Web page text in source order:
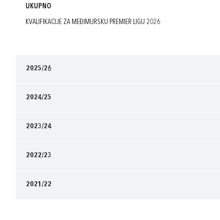
UKUPNO
KVALIFIKACIJE ZA MEĐIMURSKU PREMIER LIGU 2026
2025/26
2024/25
2023/24
2022/23
2021/22